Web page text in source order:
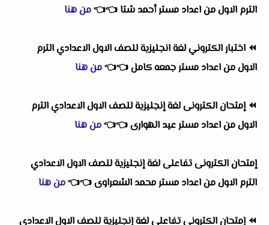
الترم الاولمن اعداد مستر أحمد شتا👈
👈من هنا
⏪ اختبار الكتروني لغة انجليزية للصف الاول الاعدادي الترم
الاولمن اعداد مستر جمعه كامل👈
👈من هنا
⏪إمتحان الكترونى لغة إنجليزية للصف الاول الاعدادي الترم
الاولمن اعداد مستر عيد الهوارى👈
👈من هنا
إمتحان الكترونى تفاعلى لغة إنجليزية للصف الاول الاعدادي
الترم الاولمن اعداد مستر محمد الشعراوى👈
👈من هنا
⏪إمتحان الكترونى تفاعلى لغة إنجليزية للصف الاول الاعدادي